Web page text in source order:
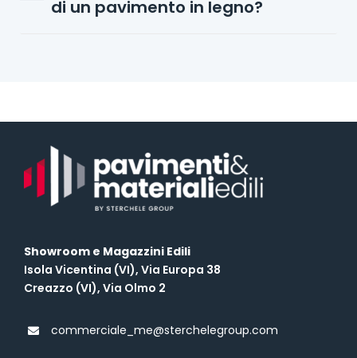
di un pavimento in legno?
Showroom e Magazzini Edili
Isola Vicentina (VI), Via Europa 38
Creazzo (VI), Via Olmo 2
commerciale_me@sterchelegroup.com